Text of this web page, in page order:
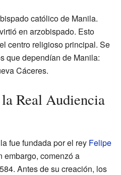
católico de Manila.
en arzobispado. Esto
centro religioso principal. Se
que dependían de Manila:
Cáceres.
Real Audiencia
fue fundada por el rey Felipe
embargo, comenzó a
Antes de su creación, los